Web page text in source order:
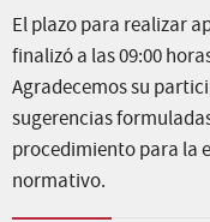
El plazo para realizar
finalizó a las 09:00
Agradecemos su
sugerencias
procedimiento para la
normativo.